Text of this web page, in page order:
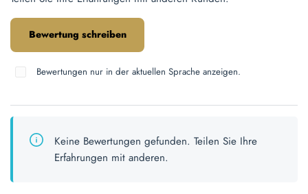
Bewertung schreiben
Bewertungen nur in der aktuellen Sprache anzeigen.
Keine Bewertungen gefunden. Teilen Sie Ihre
Erfahrungen mit anderen.